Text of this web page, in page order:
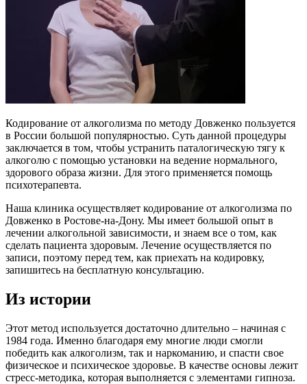
Кодирование от алкоголизма по методу Довженко пользуется
в России большой популярностью. Суть данной процедуры
заключается в том, чтобы устранить паталогическую тягу к
алкоголю с помощью установки на ведение нормального,
здорового образа жизни. Для этого применяется помощь
психотерапевта.
Наша клиника осуществляет кодирование от алкоголизма по
Довженко в Ростове-на-Дону. Мы имеет большой опыт в
лечении алкогольной зависимости, и знаем все о том, как
сделать пациента здоровым. Лечение осуществляется по
записи, поэтому перед тем, как приехать на кодировку,
запишитесь на бесплатную консультацию.
Из истории
Этот метод используется достаточно длительно – начиная с
1984 года. Именно благодаря ему многие люди смогли
победить как алкоголизм, так и наркоманию, и спасти свое
физическое и психическое здоровье. В качестве основы лежит
стресс-методика, которая выполняется с элементами гипноза.